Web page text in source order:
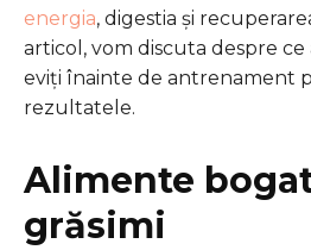
energia, digestia și
articol, vom discuta despre ce
eviți înainte de antrenament
rezultatele.
Alimente
grăsimi